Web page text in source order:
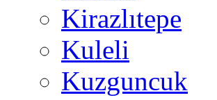
Kirazlıtepe
Kuleli
Kuzguncuk